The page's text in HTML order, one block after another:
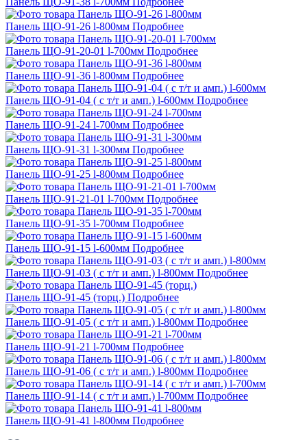
Панель ЩО-91-26 l-800мм Подробнее
Панель ЩО-91-20-01 l-700мм Подробнее
Панель ЩО-91-36 l-800мм Подробнее
Панель ЩО-91-04 ( с т/т и амп.) l-600мм Подробнее
Панель ЩО-91-24 l-700мм Подробнее
Панель ЩО-91-31 l-300мм Подробнее
Панель ЩО-91-25 l-800мм Подробнее
Панель ЩО-91-21-01 l-700мм Подробнее
Панель ЩО-91-35 l-700мм Подробнее
Панель ЩО-91-15 l-600мм Подробнее
Панель ЩО-91-03 ( с т/т и амп.) l-800мм Подробнее
Панель ЩО-91-45 (торц.) Подробнее
Панель ЩО-91-05 ( с т/т и амп.) l-800мм Подробнее
Панель ЩО-91-21 l-700мм Подробнее
Панель ЩО-91-06 ( с т/т и амп.) l-800мм Подробнее
Панель ЩО-91-14 ( с т/т и амп.) l-700мм Подробнее
Панель ЩО-91-41 l-800мм Подробнее